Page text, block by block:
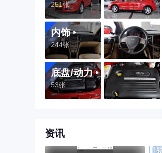
251张
内饰
244张
底盘/动力
53张
资讯